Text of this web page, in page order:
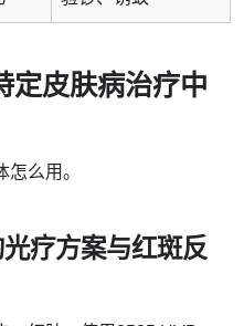
定皮肤病治疗中
么用。
疗方案与红斑反